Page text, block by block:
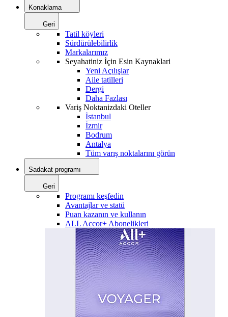
Konaklama
Geri
Tatil köyleri
Sürdürülebilirlik
Markalarımız
Seyahatiniz İçin Esin Kaynaklari
Yeni Açılışlar
Aile tatilleri
Dergi
Daha Fazlası
Variş Noktanizdaki Oteller
İstanbul
İzmir
Bodrum
Antalya
Tüm varış noktalarını görün
Sadakat programı
Geri
Programı keşfedin
Avantajlar ve statü
Puan kazanın ve kullanın
ALL Accor+ Abonelikleri